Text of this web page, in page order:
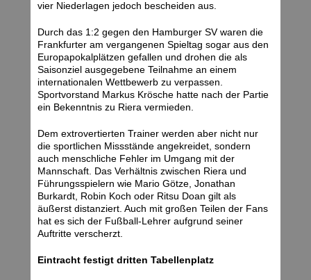
vier Niederlagen jedoch bescheiden aus.
Durch das 1:2 gegen den Hamburger SV waren die
Frankfurter am vergangenen Spieltag sogar aus den
Europapokalplätzen gefallen und drohen die als
Saisonziel ausgegebene Teilnahme an einem
internationalen Wettbewerb zu verpassen.
Sportvorstand Markus Krösche hatte nach der Partie
ein Bekenntnis zu Riera vermieden.
Dem extrovertierten Trainer werden aber nicht nur
die sportlichen Missstände angekreidet, sondern
auch menschliche Fehler im Umgang mit der
Mannschaft. Das Verhältnis zwischen Riera und
Führungsspielern wie Mario Götze, Jonathan
Burkardt, Robin Koch oder Ritsu Doan gilt als
äußerst distanziert. Auch mit großen Teilen der Fans
hat es sich der Fußball-Lehrer aufgrund seiner
Auftritte verscherzt.
Eintracht festigt dritten Tabellenplatz